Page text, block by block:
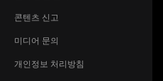
콘텐츠 신고
미디어 문의
개인정보 처리방침